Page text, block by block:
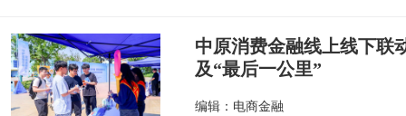
中原消费金融线上线下联
及“最后一公里”
编辑：电商金融